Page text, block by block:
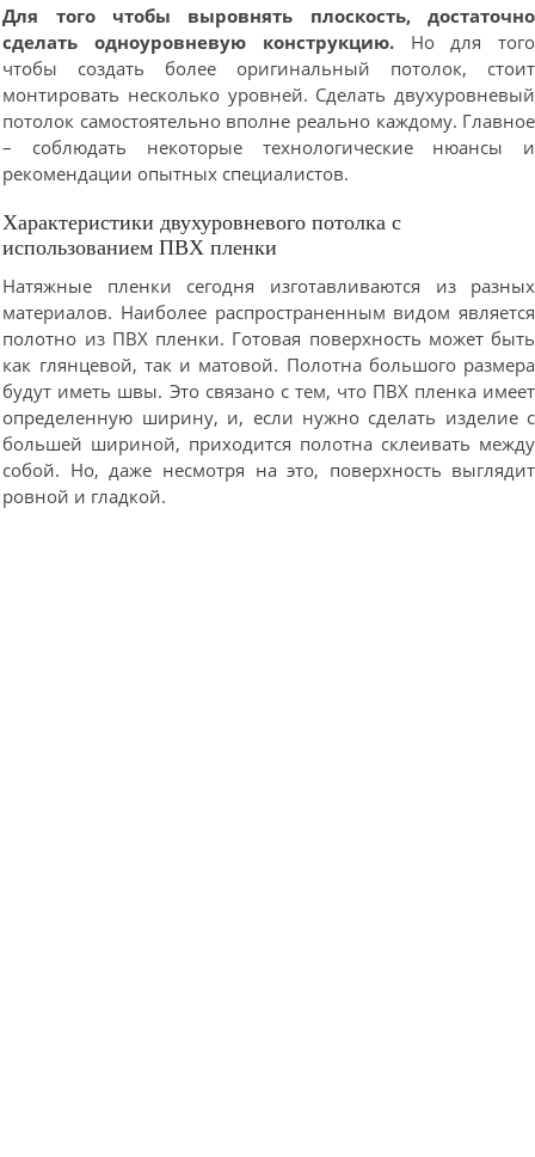
Для того чтобы выровнять плоскость, достаточно
сделать одноуровневую конструкцию. Но для того
чтобы создать более оригинальный потолок, стоит
монтировать несколько уровней. Сделать двухуровневый
потолок самостоятельно вполне реально каждому. Главное
– соблюдать некоторые технологические нюансы и
рекомендации опытных специалистов.
Характеристики двухуровневого потолка с
использованием ПВХ пленки
Натяжные пленки сегодня изготавливаются из разных
материалов. Наиболее распространенным видом является
полотно из ПВХ пленки. Готовая поверхность может быть
как глянцевой, так и матовой. Полотна большого размера
будут иметь швы. Это связано с тем, что ПВХ пленка имеет
определенную ширину, и, если нужно сделать изделие с
большей шириной, приходится полотна склеивать между
собой. Но, даже несмотря на это, поверхность выглядит
ровной и гладкой.